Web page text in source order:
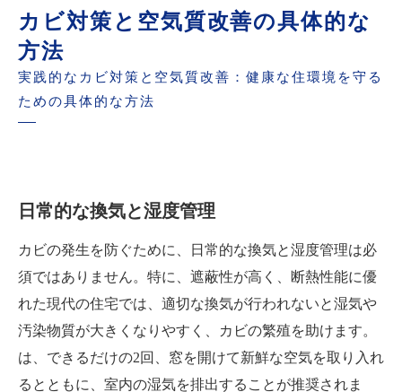
カビ対策と空気質改善の具体的な
方法
実践的なカビ対策と空気質改善：健康な住環境を守る
ための具体的な方法
日常的な換気と湿度管理
カビの発生を防ぐために、日常的な換気と湿度管理は必
須ではありません。特に、遮蔽性が高く、断熱性能に優
れた現代の住宅では、適切な換気が行われないと湿気や
汚染物質が大きくなりやすく、カビの繁殖を助けます。
は、できるだけの2回、窓を開けて新鮮な空気を取り入れ
るとともに、室内の湿気を排出することが推奨されま